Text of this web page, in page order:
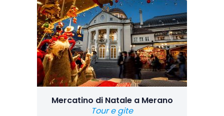
Mercatino di Natale a Merano
Tour e gite